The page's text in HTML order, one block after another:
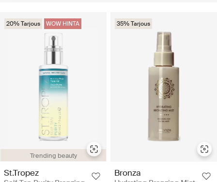
Trending beauty
20% Tarjous WOW HINTA
St.Tropez
35% Tarjous
Bronza